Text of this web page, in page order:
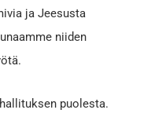
ja Jeesusta
niiden
puolesta.